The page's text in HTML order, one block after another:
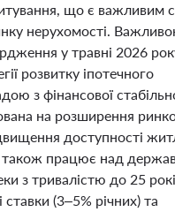
що є важливим
нерухомості.
у травні 2026
розвитку іпотечного
з фінансової
на розширення
доступності
також працює над
з тривалістю до 25
ставки (3–5% річних) та